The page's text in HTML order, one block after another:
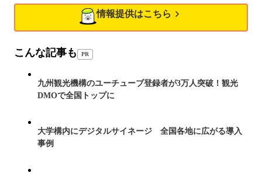
情報提供はこちら
こんな記事も PR
九州観光機構のユーチューブ登録者が3万人突破！観光
DMOで全国トップに
大学構内にデジタルサイネージ 全国各地に広がる導入
事例